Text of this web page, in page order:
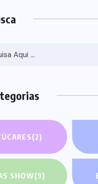
(2)
SHOW(9)